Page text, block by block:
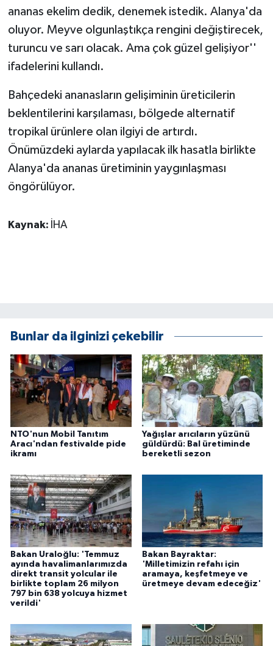
ananas ekelim dedik, denemek istedik. Alanya'da
oluyor. Meyve olgunlaştıkça rengini değiştirecek,
turuncu ve sarı olacak. Ama çok güzel gelişiyor''
ifadelerini kullandı.
Bahçedeki ananasların gelişiminin üreticilerin
beklentilerini karşılaması, bölgede alternatif
tropikal ürünlere olan ilgiyi de artırdı.
Önümüzdeki aylarda yapılacak ilk hasatla birlikte
Alanya'da ananas üretiminin yaygınlaşması
öngörülüyor.
Kaynak: İHA
Bunlar da ilginizi çekebilir
NTO'nun Mobil Tanıtım
Aracı'ndan festivalde pide
ikramı
Yağışlar arıcıların yüzünü
güldürdü: Bal üretiminde
bereketli sezon
Bakan Uraloğlu: 'Temmuz
ayında havalimanlarımızda
direkt transit yolcular ile
birlikte toplam 26 milyon
797 bin 638 yolcuya hizmet
verildi'
Bakan Bayraktar:
'Milletimizin refahı için
aramaya, keşfetmeye ve
üretmeye devam edeceğiz'